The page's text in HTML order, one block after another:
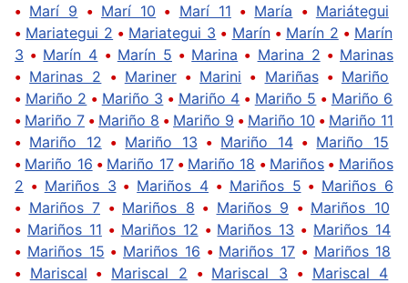
• Marí 9 • Marí 10 • Marí 11 • María • Mariátegui
• Mariategui 2 • Mariategui 3 • Marín• Marín 2 • Marín
3 • Marín 4 • Marín 5 • Marina • Marina 2 • Marinas
• Marinas 2 • Mariner• Marini • Mariñas• Mariño
• Mariño 2 • Mariño 3 • Mariño 4 • Mariño 5 • Mariño 6
• Mariño 7 • Mariño 8 • Mariño 9 • Mariño 10 • Mariño 11
• Mariño 12 • Mariño 13 • Mariño 14• Mariño 15
• Mariño 16 • Mariño 17• Mariño 18 • Mariños • Mariños
2 • Mariños 3 • Mariños 4 • Mariños 5 • Mariños 6
• Mariños 7 • Mariños 8 • Mariños 9 • Mariños 10
• Mariños 11 • Mariños 12 • Mariños 13 • Mariños 14
• Mariños 15 • Mariños 16 • Mariños 17 • Mariños 18
• Mariscal • Mariscal 2 • Mariscal 3 • Mariscal 4